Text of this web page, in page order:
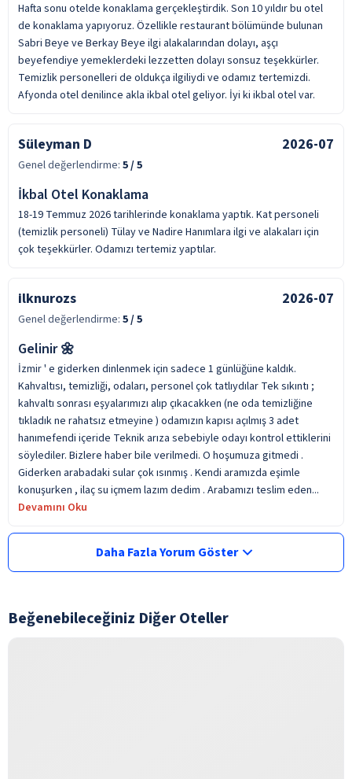
Hafta sonu otelde konaklama gerçekleştirdik. Son 10 yıldır bu otel
de konaklama yapıyoruz. Özellikle restaurant bölümünde bulunan
Sabri Beye ve Berkay Beye ilgi alakalarından dolayı, aşçı
beyefendiye yemeklerdeki lezzetten dolayı sonsuz teşekkürler.
Temizlik personelleri de oldukça ilgiliydi ve odamız tertemizdi.
Afyonda otel denilince akla ikbal otel geliyor. İyi ki ikbal otel var.
Süleyman D 2026-07
Genel değerlendirme: 5/ 5
İkbal Otel Konaklama
18-19 Temmuz 2026 tarihlerinde konaklama yaptık. Kat personeli
(temizlik personeli) Tülay ve Nadire Hanımlara ilgi ve alakaları için
çok teşekkürler. Odamızı tertemiz yaptılar.
ilknurozs 2026-07
Genel değerlendirme: 5/ 5
Gelinir 🌼
İzmir ' e giderken dinlenmek için sadece 1 günlüğüne kaldık.
Kahvaltısı, temizliği, odaları, personel çok tatlıydılar Tek sıkıntı ;
kahvaltı sonrası eşyalarımızı alıp çıkacakken (ne oda temizliğine
tıkladık ne rahatsız etmeyine ) odamızın kapısı açılmış 3 adet
hanımefendi içeride Teknik arıza sebebiyle odayı kontrol ettiklerini
söylediler. Bizlere haber bile verilmedi. O hoşumuza gitmedi .
Giderken arabadaki sular çok ısınmış . Kendi aramızda eşimle
konuşurken , ilaç su içmem lazım dedim . Arabamızı teslim eden...
Devamını Oku
Daha Fazla Yorum Göster
Beğenebileceğiniz Diğer Oteller